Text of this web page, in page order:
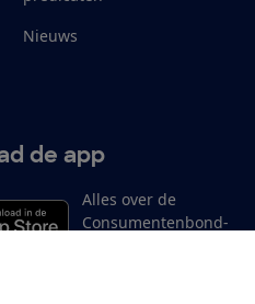
Nieuws
de app
Alles over de
Consumentenbond-